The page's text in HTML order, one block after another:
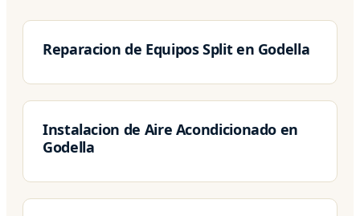
Reparacion de Equipos Split en Godella
Instalacion de Aire Acondicionado en
Godella